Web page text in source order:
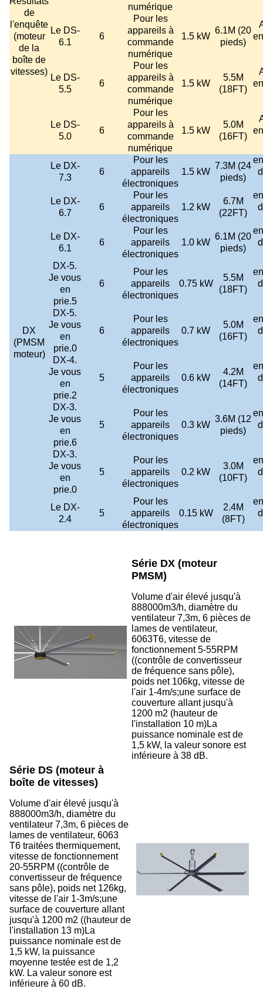
de
l'enquête
(moteur
de la
boîte de
vitesses)
numérique
Le DS-
6.1
6
Pour les
appareils à
commande
numérique
1.5 kW
6.1M (20
pieds)
Le DS-
5.5
6
Pour les
appareils à
commande
numérique
1.5 kW
5.5M
(18FT)
Le DS-
5.0
6
Pour les
appareils à
commande
numérique
1.5 kW
5.0M
(16FT)
DX
(PMSM
moteur)
Le DX-
7.3
6
Pour les
appareils
électroniques
1.5 kW
7.3M (24
pieds)
Le DX-
6.7
6
Pour les
appareils
électroniques
1.2 kW
6.7M
(22FT)
Le DX-
6.1
6
Pour les
appareils
électroniques
1.0 kW
6.1M (20
pieds)
DX-5.
Je vous
en
prie.5
6
Pour les
appareils
électroniques
0.75 kW
5.5M
(18FT)
DX-5.
Je vous
en
prie.0
6
Pour les
appareils
électroniques
0.7 kW
5.0M
(16FT)
DX-4.
Je vous
en
prie.2
5
Pour les
appareils
électroniques
0.6 kW
4.2M
(14FT)
DX-3.
Je vous
en
prie.6
5
Pour les
appareils
électroniques
0.3 kW
3.6M (12
pieds)
DX-3.
Je vous
en
prie.0
5
Pour les
appareils
électroniques
0.2 kW
3.0M
(10FT)
Le DX-
2.4
5
Pour les
appareils
électroniques
0.15 kW
2.4M
(8FT)
Série DX (moteur
PMSM)
Volume d'air élevé jusqu'à
888000m3/h, diamètre du
ventilateur 7,3m, 6 pièces de
lames de ventilateur,
6063T6, vitesse de
fonctionnement 5-55RPM
((contrôle de convertisseur
de fréquence sans pôle),
poids net 106kg, vitesse de
l'air 1-4m/s;une surface de
couverture allant jusqu'à
1200 m2 (hauteur de
l'installation 10 m)La
puissance nominale est de
1,5 kW, la valeur sonore est
inférieure à 38 dB.
Série DS (moteur à
boîte de vitesses)
Volume d'air élevé jusqu'à
888000m3/h, diamètre du
ventilateur 7,3m, 6 pièces de
lames de ventilateur, 6063
T6 traitées thermiquement,
vitesse de fonctionnement
20-55RPM ((contrôle de
convertisseur de fréquence
sans pôle), poids net 126kg,
vitesse de l'air 1-3m/s;une
surface de couverture allant
jusqu'à 1200 m2 ((hauteur de
l'installation 13 m)La
puissance nominale est de
1,5 kW, la puissance
moyenne testée est de 1,2
kW. La valeur sonore est
inférieure à 60 dB.